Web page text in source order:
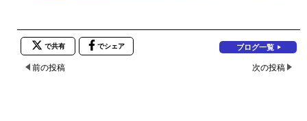
で共有 でシェア ブログ一覧
前の投稿 次の投稿